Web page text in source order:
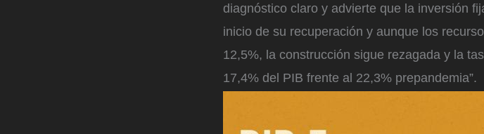
diagnóstico claro y advierte que la inversión
inicio de su recuperación y aunque los
12,5%, la construcción sigue rezagada y la
17,4% del PIB frente al 22,3% prepandemia”.